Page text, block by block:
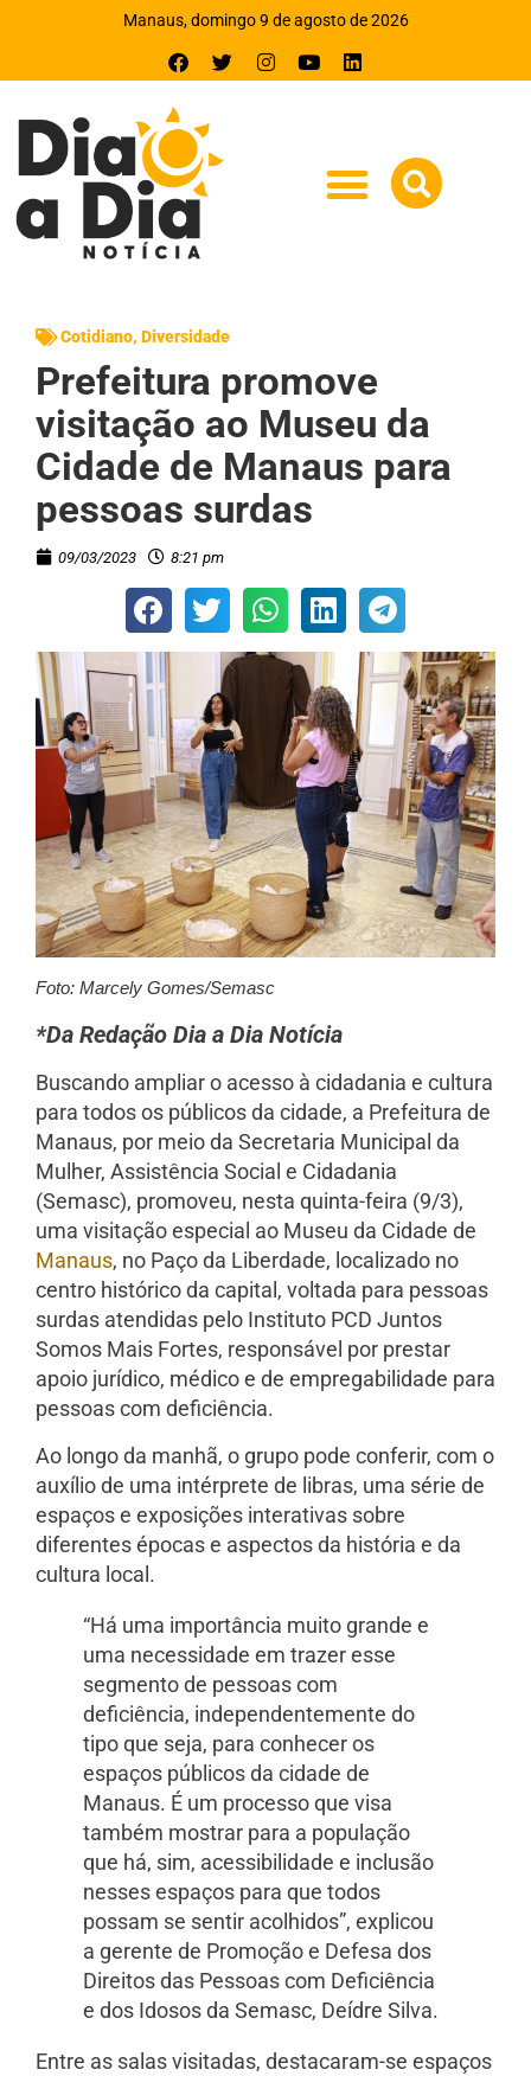
Manaus, domingo 9 de agosto de 2026
Cotidiano, Diversidade
Prefeitura promove
visitação ao Museu da
Cidade de Manaus para
pessoas surdas
09/03/2023 8:21 pm
Foto: Marcely Gomes/Semasc
*Da Redação Dia a Dia Notícia
Buscando ampliar o acesso à cidadania e cultura
para todos os públicos da cidade, a Prefeitura de
Manaus, por meio da Secretaria Municipal da
Mulher, Assistência Social e Cidadania
(Semasc), promoveu, nesta quinta-feira (9/3),
uma visitação especial ao Museu da Cidade de
Manaus, no Paço da Liberdade, localizado no
centro histórico da capital, voltada para pessoas
surdas atendidas pelo Instituto PCD Juntos
Somos Mais Fortes, responsável por prestar
apoio jurídico, médico e de empregabilidade para
pessoas com deficiência.
Ao longo da manhã, o grupo pode conferir, com o
auxílio de uma intérprete de libras, uma série de
espaços e exposições interativas sobre
diferentes épocas e aspectos da história e da
cultura local.
“Há uma importância muito grande e
uma necessidade em trazer esse
segmento de pessoas com
deficiência, independentemente do
tipo que seja, para conhecer os
espaços públicos da cidade de
Manaus. É um processo que visa
também mostrar para a população
que há, sim, acessibilidade e inclusão
nesses espaços para que todos
possam se sentir acolhidos”, explicou
a gerente de Promoção e Defesa dos
Direitos das Pessoas com Deficiência
e dos Idosos da Semasc, Deídre Silva.
Entre as salas visitadas, destacaram-se espaços